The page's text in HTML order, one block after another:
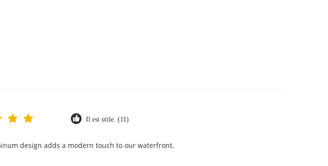
Il est utile. (11)
design adds a modern touch to our waterfront.